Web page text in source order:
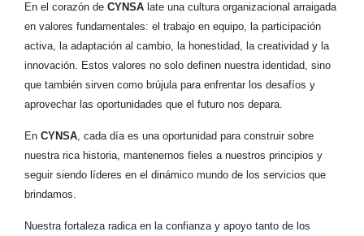
En el corazón de CYNSA late una cultura organizacional arraigada
en valores fundamentales: el trabajo en equipo, la participación
activa, la adaptación al cambio, la honestidad, la creatividad y la
innovación. Estos valores no solo definen nuestra identidad, sino
que también sirven como brújula para enfrentar los desafíos y
aprovechar las oportunidades que el futuro nos depara.
En CYNSA, cada día es una oportunidad para construir sobre
nuestra rica historia, mantenernos fieles a nuestros principios y
seguir siendo líderes en el dinámico mundo de los servicios que
brindamos.
Nuestra fortaleza radica en la confianza y apoyo tanto de los